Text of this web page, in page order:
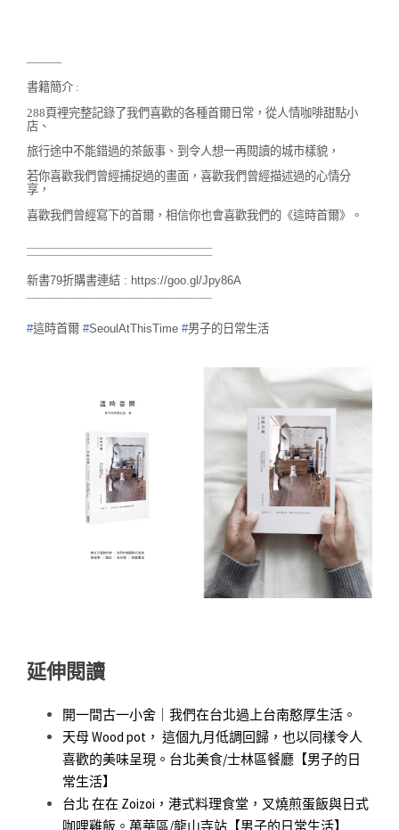
———
書籍簡介 :
288頁裡完整記錄了我們喜歡的各種首爾日常， 從人情咖啡甜點小
店、
旅行途中不能錯過的茶飯事、到令人想一再閱讀的城市樣貌，
若你喜歡我們曾經捕捉過的畫面，喜歡我們曾經描述過的心情分
享，
喜歡我們曾經寫下的首爾，相信你也會喜歡我們的《這時首爾》。
新書79折購書連結 : https://goo.gl/Jpy86A
#這時首爾 #SeoulAtThisTime #男子的日常生活
延伸閱讀
開一間古一小舍｜我們在台北過上台南憨厚生活。
天母 Wood pot， 這個九月低調回歸，也以同樣令人
喜歡的美味呈現。台北美食/士林區餐廳【男子的日
常生活】
台北 在在 Zoizoi，港式料理食堂，叉燒煎蛋飯與日式
咖哩雞飯。萬華區/龍山寺站【男子的日常生活】